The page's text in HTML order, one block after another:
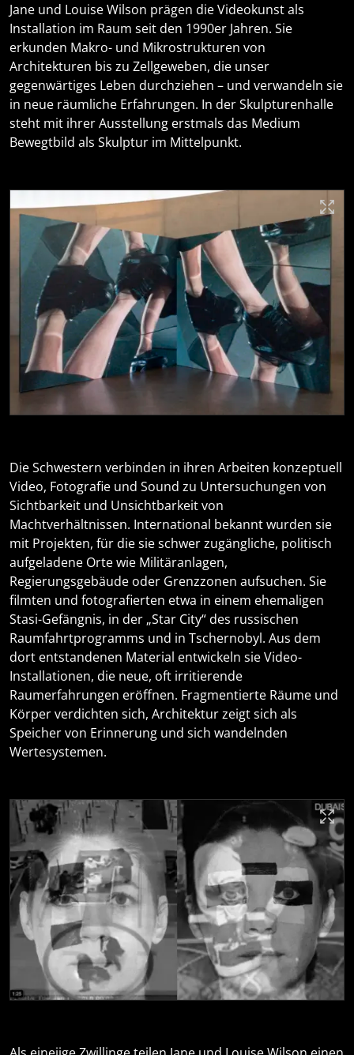
Jane und Louise Wilson prägen die Videokunst als
Installation im Raum seit den 1990er Jahren. Sie
erkunden Makro- und Mikrostrukturen von
Architekturen bis zu Zellgeweben, die unser
gegenwärtiges Leben durchziehen – und verwandeln sie
in neue räumliche Erfahrungen. In der Skulpturenhalle
steht mit ihrer Ausstellung erstmals das Medium
Bewegtbild als Skulptur im Mittelpunkt.
Die Schwestern verbinden in ihren Arbeiten konzeptuell
Video, Fotografie und Sound zu Untersuchungen von
Sichtbarkeit und Unsichtbarkeit von
Machtverhältnissen. International bekannt wurden sie
mit Projekten, für die sie schwer zugängliche, politisch
aufgeladene Orte wie Militäranlagen,
Regierungsgebäude oder Grenzzonen aufsuchen. Sie
filmten und fotografierten etwa in einem ehemaligen
Stasi-Gefängnis, in der „Star City“ des russischen
Raumfahrtprogramms und in Tschernobyl. Aus dem
dort entstandenen Material entwickeln sie Video-
Installationen, die neue, oft irritierende
Raumerfahrungen eröffnen. Fragmentierte Räume und
Körper verdichten sich, Architektur zeigt sich als
Speicher von Erinnerung und sich wandelnden
Wertesystemen.